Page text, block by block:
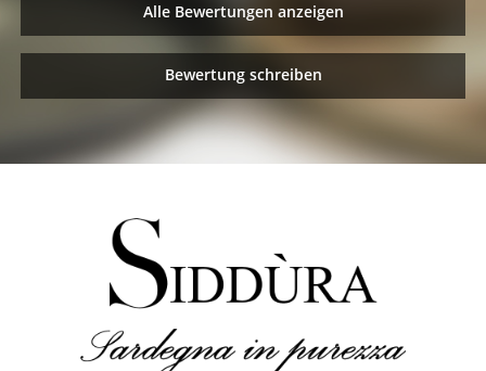
Alle Bewertungen anzeigen
Bewertung schreiben